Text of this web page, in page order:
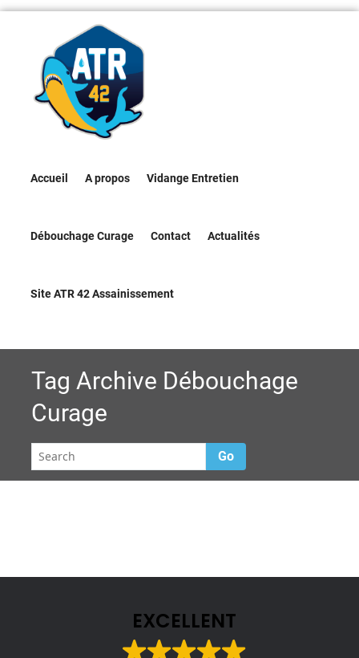
Accueil A propos Vidange Entretien
Débouchage Curage Contact Actualités
Site ATR 42 Assainissement
Tag Archive Débouchage
Curage
Go
EXCELLENT